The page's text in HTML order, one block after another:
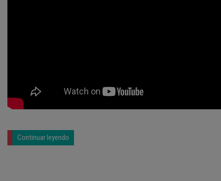
Continuar leyendo